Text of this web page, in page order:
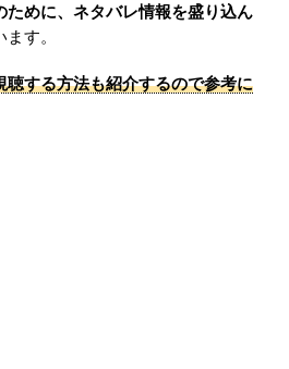
ために、ネタバレ情報を盛り込ん
す。
聴する方法も紹介するので参考に